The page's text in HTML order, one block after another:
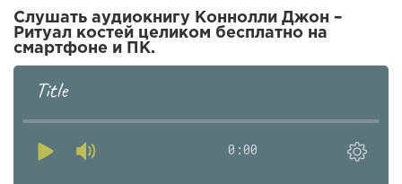
Слушать аудиокнигу Коннолли Джон –
Ритуал костей целиком бесплатно на
смартфоне и ПК.
Title
0:00